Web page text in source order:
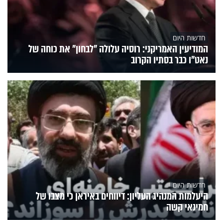
חדשות היום
המודיעין האמריקני: רוסיה עלולה "לבחון" את כוחה של
נאט"ו כבר בסתיו הקרוב
חדשות היום
היעלמות המנהיג העליון: דיווחים באיראן כי מצבו של
חמינאי קשה